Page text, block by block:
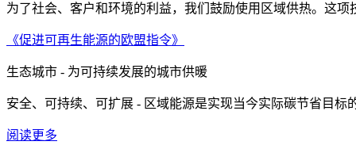
为了社会、客户和环境的利益，我们鼓励使用区域供热。这
《促进可再生能源的欧盟指令》
生态城市 - 为可持续发展的城市供暖
安全、可持续、可扩展 - 区域能源是实现当今实际碳节省目标
阅读更多